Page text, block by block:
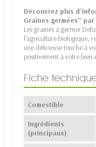
Découvrez plus
Graines germées” par
Les graines à germer
l'agriculture biologique,
une délicieuse touche à
positivement à votre
Fiche
Comestible
Ingrédients
(principaux)